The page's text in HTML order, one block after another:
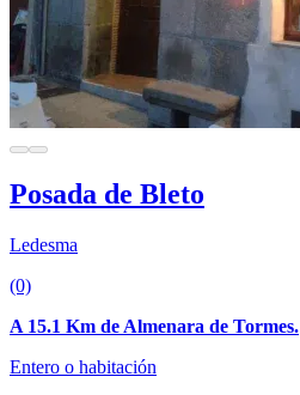
Posada de Bleto
Ledesma
(0)
A 15.1 Km de Almenara de Tormes.
Entero o habitación